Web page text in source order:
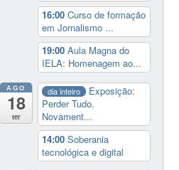
16:00Curso de formação
em Jornalismo ...
19:00Aula Magna do
IELA: Homenagem ao...
AGO
18
ter
dia inteiro
Exposição:
Perder Tudo.
Novament...
14:00Soberania
tecnológica e digital